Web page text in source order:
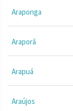
Araponga
Araporã
Arapuá
Araújos